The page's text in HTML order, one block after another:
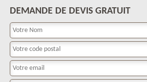
DEMANDE DE DEVIS GRATUIT